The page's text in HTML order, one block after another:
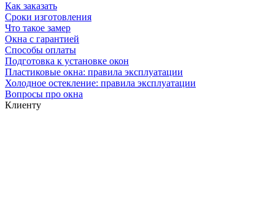
Как заказать
Сроки изготовления
Что такое замер
Окна с гарантией
Способы оплаты
Подготовка к установке окон
Пластиковые окна: правила эксплуатации
Холодное остекление: правила эксплуатации
Вопросы про окна
Клиенту